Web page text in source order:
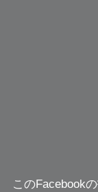
このFacebook